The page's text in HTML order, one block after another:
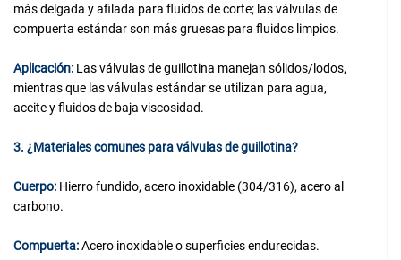
más delgada y afilada para fluidos de corte; las válvulas de
compuerta estándar son más gruesas para fluidos limpios.
Aplicación: Las válvulas de guillotina manejan sólidos/lodos,
mientras que las válvulas estándar se utilizan para agua,
aceite y fluidos de baja viscosidad.
3. ¿Materiales comunes para válvulas de guillotina?
Cuerpo: Hierro fundido, acero inoxidable (304/316), acero al
carbono.
Compuerta:Acero inoxidable o superficies endurecidas.